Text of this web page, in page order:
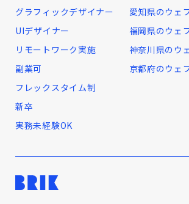
グラフィックデザイナー
UIデザイナー
リモートワーク実施
副業可
フレックスタイム制
新卒
実務未経験OK
愛知県のウェ
福岡県のウェ
神奈川県のウ
京都府のウェ